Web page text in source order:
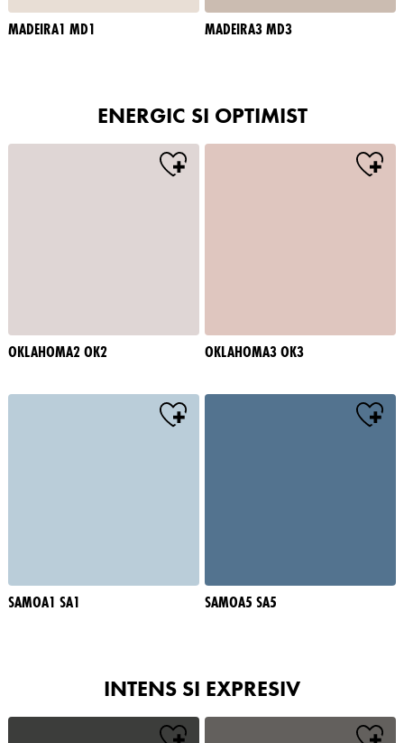
MADEIRA1 MD1 MADEIRA3 MD3
ENERGIC SI OPTIMIST
OKLAHOMA2 OK2 OKLAHOMA3 OK3
SAMOA1 SA1 SAMOA5 SA5
INTENS SI EXPRESIV